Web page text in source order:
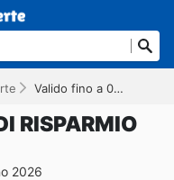
Valido fino a 05/06/2026
RISPARMIO
2026